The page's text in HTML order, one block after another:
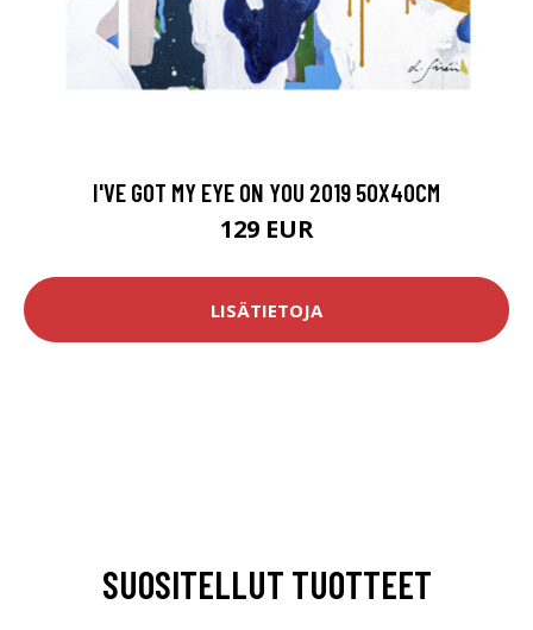
I'VE GOT MY EYE ON YOU 2019 50X40CM
129 EUR
LISÄTIETOJA
SUOSITELLUT TUOTTEET